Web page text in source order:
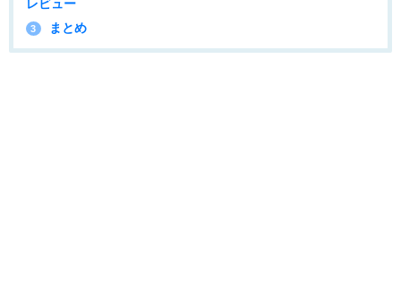
レビュー
3 まとめ